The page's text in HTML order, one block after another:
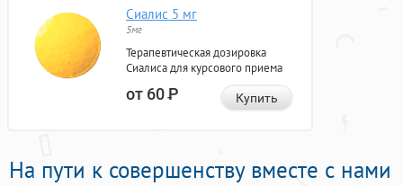
Сиалис 5 мг
5мг
Терапевтическая дозировка
Сиалиса для курсового приема
от 60Р Купить
На пути к совершенству вместе с нами